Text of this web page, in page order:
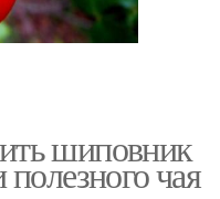
шиповник
чая